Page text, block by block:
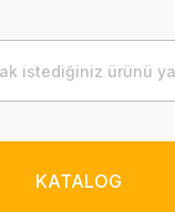
KATALOG